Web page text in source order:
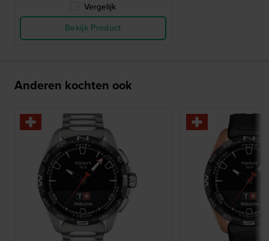
Vergelijk
Bekijk Product
Anderen kochten ook